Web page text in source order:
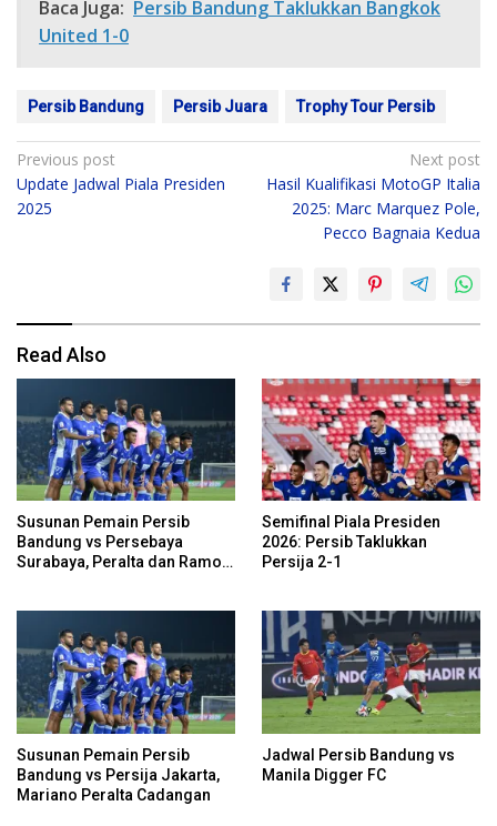
Baca Juga: Persib Bandung Taklukkan Bangkok
United 1-0
Persib Bandung Persib Juara Trophy Tour Persib
Post
navigation
Previous post
Update Jadwal Piala Presiden
2025
Next post
Hasil Kualifikasi MotoGP Italia
2025: Marc Marquez Pole,
Pecco Bagnaia Kedua
Read Also
Susunan Pemain Persib
Bandung vs Persebaya
Surabaya, Peralta dan Ramon
Semifinal Piala Presiden
2026: Persib Taklukkan
Persija 2-1
Susunan Pemain Persib
Bandung vs Persija Jakarta,
Mariano Peralta Cadangan
Jadwal Persib Bandung vs
Manila Digger FC